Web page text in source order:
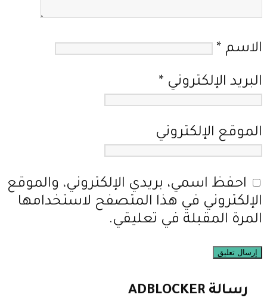
الاسم *
البريد الإلكتروني *
الموقع الإلكتروني
احفظ اسمي، بريدي الإلكتروني، والموقع
الإلكتروني في هذا المتصفح لاستخدامها
المرة المقبلة في تعليقي.
رسالة ADBLOCKER